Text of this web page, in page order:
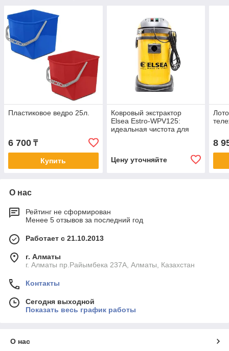
Пластиковое ведро 25л.
6 700 ₸
Купить
Ковровый экстрактор
Elsea Estro-WPV125:
идеальная чистота для
Цену уточняйте
8
О нас
Рейтинг не сформирован
Менее 5 отзывов за последний год
Работает с 21.10.2013
г. Алматы
г. Алматы пр.Райымбека 237А, Алматы, Казахстан
Контакты
Сегодня выходной
Показать весь график работы
О нас